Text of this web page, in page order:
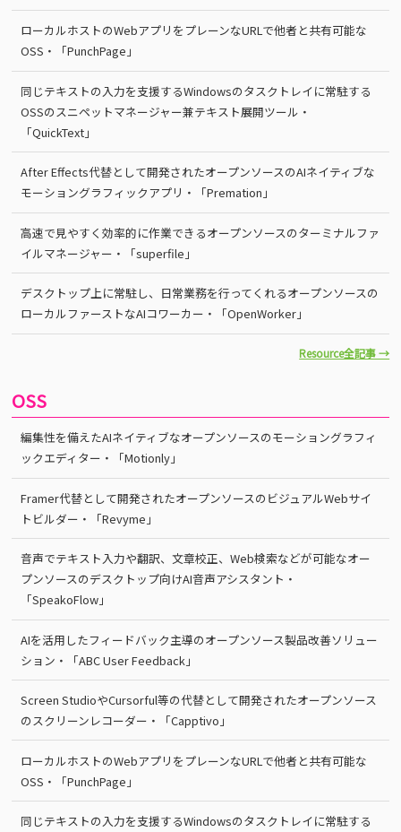
ローカルホストのWebアプリをプレーンなURLで他者と共有可能な
OSS・「PunchPage」
同じテキストの入力を支援するWindowsのタスクトレイに常駐する
OSSのスニペットマネージャー兼テキスト展開ツール・
「QuickText」
After Effects代替として開発されたオープンソースのAIネイティブな
モーショングラフィックアプリ・「Premation」
高速で見やすく効率的に作業できるオープンソースのターミナルファ
イルマネージャー・「superfile」
デスクトップ上に常駐し、日常業務を行ってくれるオープンソースの
ローカルファーストなAIコワーカー・「OpenWorker」
Resource全記事 →
OSS
編集性を備えたAIネイティブなオープンソースのモーショングラフィ
ックエディター・「Motionly」
Framer代替として開発されたオープンソースのビジュアルWebサイ
トビルダー・「Revyme」
音声でテキスト入力や翻訳、文章校正、Web検索などが可能なオー
プンソースのデスクトップ向けAI音声アシスタント・
「SpeakoFlow」
AIを活用したフィードバック主導のオープンソース製品改善ソリュー
ション・「ABC User Feedback」
Screen StudioやCursorful等の代替として開発されたオープンソース
のスクリーンレコーダー・「Capptivo」
ローカルホストのWebアプリをプレーンなURLで他者と共有可能な
OSS・「PunchPage」
同じテキストの入力を支援するWindowsのタスクトレイに常駐する